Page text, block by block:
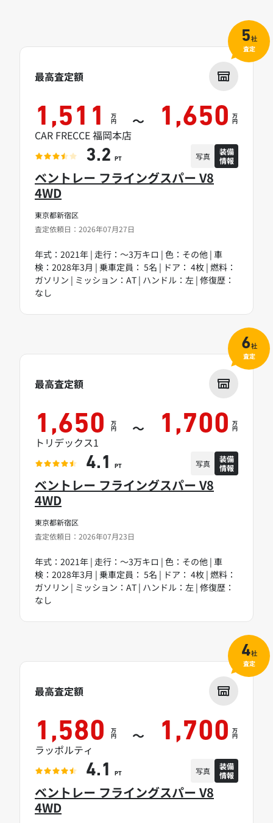
東京都新宿区
査定依頼日：2026年07月27日
ベントレー フライングスパー V8
4WD
年式：2021年 | 走行：～3万キロ | 色：その他 | 車
検：2028年3月 | 乗車定員： 5名 | ドア： 4枚 | 燃料：
ガソリン | ミッション：AT | ハンドル：左 | 修復歴：
なし
最高査定額
1,511 万
円 ～ 1,650 万
円
CAR FRECCE 福岡本店
3.2 PT 写真
装備
情報
5社
査定
東京都新宿区
査定依頼日：2026年07月23日
ベントレー フライングスパー V8
4WD
年式：2021年 | 走行：～3万キロ | 色：その他 | 車
検：2028年3月 | 乗車定員： 5名 | ドア： 4枚 | 燃料：
ガソリン | ミッション：AT | ハンドル：左 | 修復歴：
なし
最高査定額
1,650 万
円 ～ 1,700 万
円
トリデックス1
4.1 PT 写真
装備
情報
6社
査定
ベントレー フライングスパー V8
4WD
最高査定額
1,580 万
円 ～ 1,700 万
円
ラッポルティ
4.1 PT 写真
装備
情報
4社
査定